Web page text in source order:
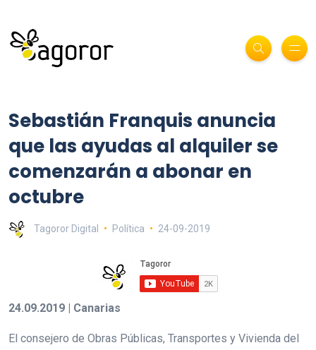
Sebastián Franquis anuncia
que las ayudas al alquiler se
comenzarán a abonar en
octubre
Tagoror Digital Política 24-09-2019
24.09.2019 | Canarias
El consejero de Obras Públicas, Transportes y Vivienda del